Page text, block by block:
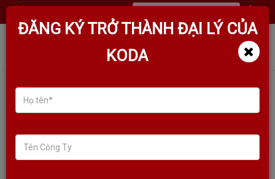
LOA KODA DS15 (2022) SUB
ĐIỆN BASS 40, CÔNG SUẤT
850W, BASS MỀM, CĂNG VÀ SÂU
ĐĂNG KÝ TRỞ THÀNH ĐẠI LÝ CỦA
KODA